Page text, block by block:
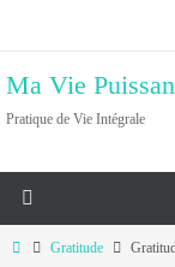
le
contenu
Ma Vie
Pratique de Vie Intégrale
HomeGratitude